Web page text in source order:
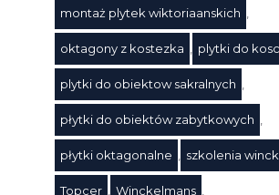
Tagi
montaż plytek wiktoriaanskich
oktagony z kostezka plytki do
plytki do obiektow sakralnych
płytki do obiektów zabytkowych
płytki oktagonalne szkolenia
Topcer Winckelmans